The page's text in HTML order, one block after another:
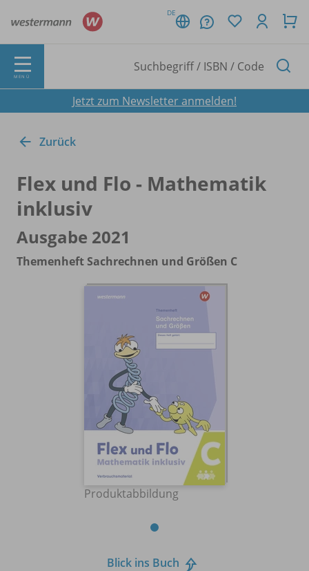
DE
MENÜ
Jetzt zum Newsletter anmelden!
Zurück
Flex und Flo - Mathematik
inklusiv
Ausgabe 2021
Themenheft Sachrechnen und Größen C
Produktabbildung
Blick ins Buch